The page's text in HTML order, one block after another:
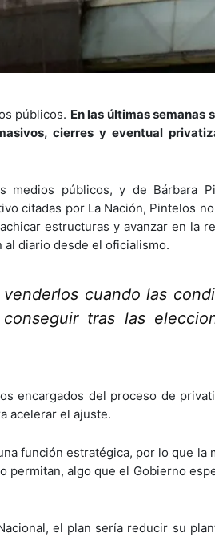
públicos. En las últimas semanas
cierres y eventual
medios públicos, y de Bárbara
citadas por La Nación, Pintelos
estructuras y avanzar en la
al diario desde el oficialismo.
cuando las
tras las
encargados del proceso de
acelerar el ajuste.
función estratégica, por lo que la
permitan, algo que el Gobierno
el plan sería reducir su